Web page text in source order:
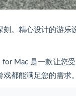
。精心设计的游
Mac 是一款让您
都能满足您的需求